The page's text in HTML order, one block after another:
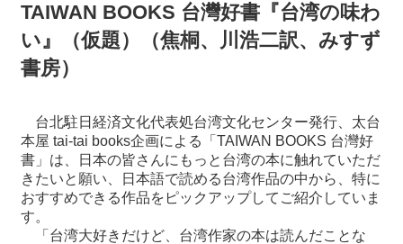
化
セ
ン
タ
つ
い
て
最
TAIWAN BOOKS 台灣好書『台湾の味わ
い』（仮題）（焦桐、川浩二訳、みすず
書房）
台北駐日経済文化代表処台湾文化センター発行、太台
本屋 tai-tai books企画による「 TAIWAN BOOKS 台灣好
書」は、日本の皆さんにもっと台湾の本に触れていただ
きたいと願い、日本語で読める台湾作品の中から、特に
おすすめできる作品をピックアップしてご紹介していま
す。
「台湾大好きだけど、台湾作家の本は読んだことな